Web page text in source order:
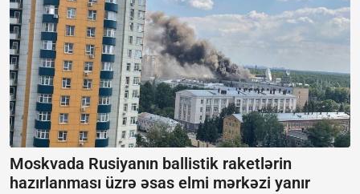
Moskvada Rusiyanın ballistik raketlərin
hazırlanması üzrə əsas elmi mərkəzi yanır